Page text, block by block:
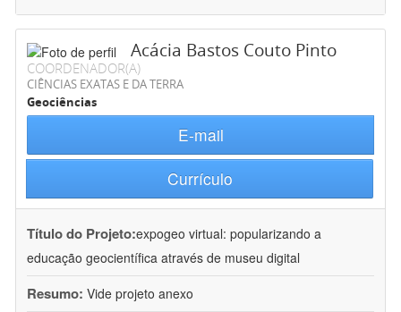
Acácia Bastos Couto Pinto
COORDENADOR(A)
CIÊNCIAS EXATAS E DA TERRA
Geociências
E-mail
Currículo
Título do Projeto:expogeo virtual: popularizando a
educação geocientífica através de museu digital
Resumo: Vide projeto anexo